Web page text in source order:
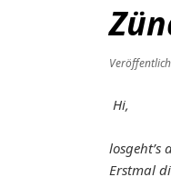
Hi,
losgeht’s
Erstmal